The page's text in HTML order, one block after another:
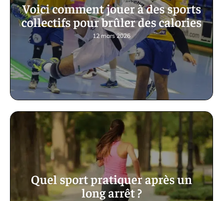
Voici comment jouer à des sports
collectifs pour brûler des calories
12 mars 2026
Quel sport pratiquer après un
long arrêt ?